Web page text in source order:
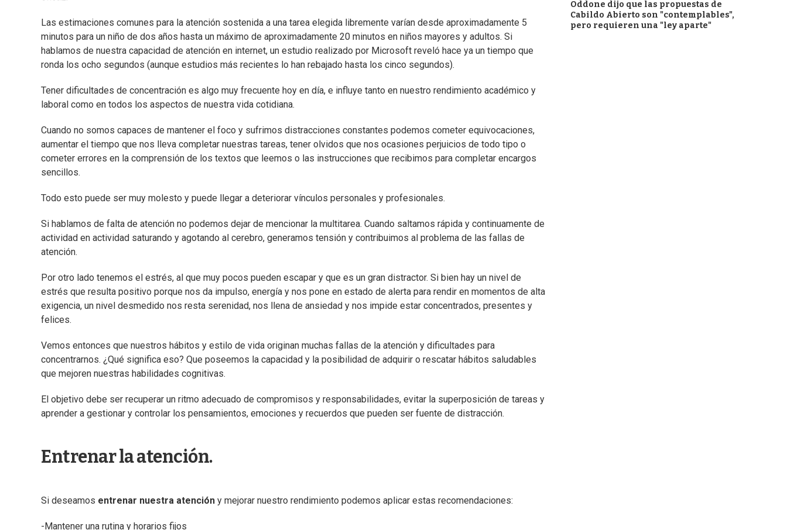
Las estimaciones comunes para la atención sostenida a una tarea elegida libremente varían desde aproximadamente 5
minutos para un niño de dos años hasta un máximo de aproximadamente 20 minutos en niños mayores y adultos. Si
hablamos de nuestra capacidad de atención en internet, un estudio realizado por Microsoft reveló hace ya un tiempo que
ronda los ocho segundos (aunque estudios más recientes lo han rebajado hasta los cinco segundos).
Tener dificultades de concentración es algo muy frecuente hoy en día, e influye tanto en nuestro rendimiento académico y
laboral como en todos los aspectos de nuestra vida cotidiana.
Cuando no somos capaces de mantener el foco y sufrimos distracciones constantes podemos cometer equivocaciones,
aumentar el tiempo que nos lleva completar nuestras tareas, tener olvidos que nos ocasiones perjuicios de todo tipo o
cometer errores en la comprensión de los textos que leemos o las instrucciones que recibimos para completar encargos
sencillos.
Todo esto puede ser muy molesto y puede llegar a deteriorar vínculos personales y profesionales.
Si hablamos de falta de atención no podemos dejar de mencionar la multitarea. Cuando saltamos rápida y continuamente de
actividad en actividad saturando y agotando al cerebro, generamos tensión y contribuimos al problema de las fallas de
atención.
Por otro lado tenemos el estrés, al que muy pocos pueden escapar y que es un gran distractor. Si bien hay un nivel de
estrés que resulta positivo porque nos da impulso, energía y nos pone en estado de alerta para rendir en momentos de alta
exigencia, un nivel desmedido nos resta serenidad, nos llena de ansiedad y nos impide estar concentrados, presentes y
felices.
Vemos entonces que nuestros hábitos y estilo de vida originan muchas fallas de la atención y dificultades para
concentrarnos. ¿Qué significa eso? Que poseemos la capacidad y la posibilidad de adquirir o rescatar hábitos saludables
que mejoren nuestras habilidades cognitivas.
El objetivo debe ser recuperar un ritmo adecuado de compromisos y responsabilidades, evitar la superposición de tareas y
aprender a gestionar y controlar los pensamientos, emociones y recuerdos que pueden ser fuente de distracción.
Entrenar la atención.
Si deseamos entrenar nuestra atención y mejorar nuestro rendimiento podemos aplicar estas recomendaciones:
-Mantener una rutina y horarios fijos
Oddone dijo que las propuestas de
Cabildo Abierto son "contemplables",
pero requieren una "ley aparte"